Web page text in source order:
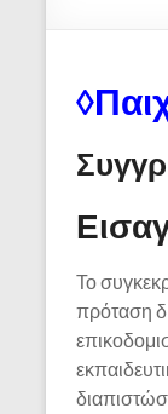
Το
πρόταση